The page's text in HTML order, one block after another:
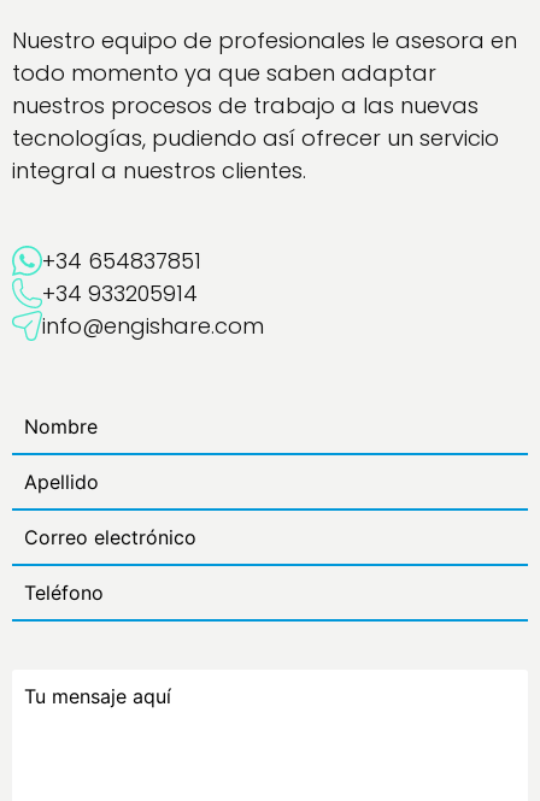
Nuestro equipo de profesionales le asesora en
todo momento ya que saben adaptar
nuestros procesos de trabajo a las nuevas
tecnologías, pudiendo así ofrecer un servicio
integral a nuestros clientes.
+34 654837851
+34 933205914
info@engishare.com